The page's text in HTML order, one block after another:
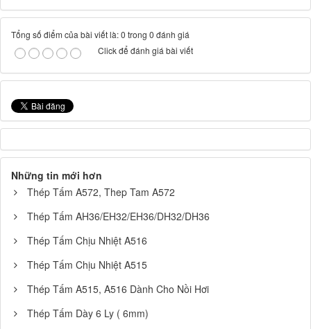
Tổng số điểm của bài viết là: 0 trong 0 đánh giá
Click để đánh giá bài viết
Những tin mới hơn
Thép Tấm A572, Thep Tam A572
Thép Tấm AH36/EH32/EH36/DH32/DH36
Thép Tấm Chịu Nhiệt A516
Thép Tấm Chịu Nhiệt A515
Thép Tấm A515, A516 Dành Cho Nồi Hơi
Thép Tấm Dày 6 Ly ( 6mm)